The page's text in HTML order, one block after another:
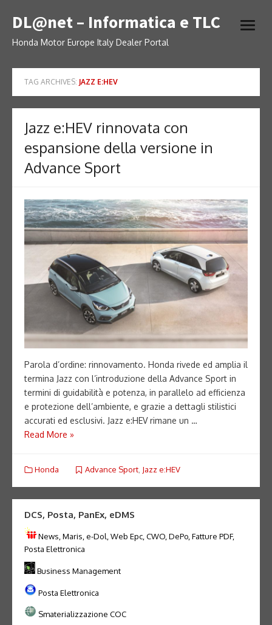
to
content
DL@net – Informatica e TLC
Honda Motor Europe Italy Dealer Portal
open
TAG ARCHIVES: JAZZ E:HEV
Jazz e:HEV rinnovata con
espansione della versione in
Advance Sport
Parola d’ordine: rinnovamento. Honda rivede ed amplia il
termina Jazz con l’introduzione della Advance Sport in
termini di guidabilità e potenza, in parallelo ad efficienza
e protezione dell’ambiente, e grazie a dettagli stilistici
accurati ed esclusivi. Jazz e:HEV rimane un …
Read More »
Honda Advance Sport, Jazz e:HEV
DCS, Posta, PanEx, eDMS
News, Maris, e-Dol, Web Epc, CWO, DePo, Fatture PDF,
Posta Elettronica
Business Management
Posta Elettronica
Smaterializzazione COC